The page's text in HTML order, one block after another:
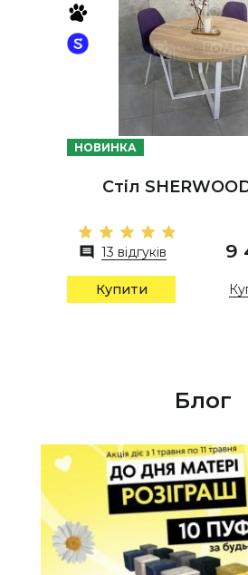
НОВИНКА
Стіл
13 відгуків 9
Купити
Блог